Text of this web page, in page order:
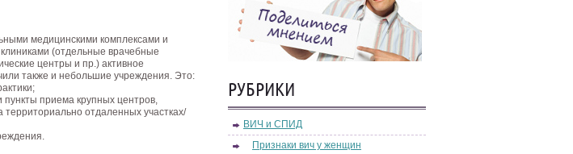
медицинскими комплексами и
(отдельные врачебные
центры и пр.) активное
также и небольшие учреждения. Это:
пункты приема крупных центров,
территориально отдаленных участках/
РУБРИКИ
ВИЧ и СПИД
Признаки вич у женщин